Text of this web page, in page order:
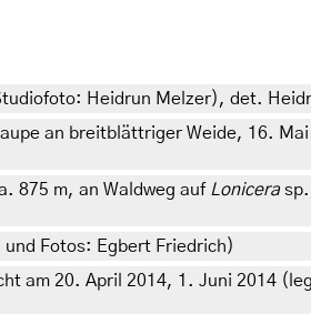
Heidrun Melzer), det.
an breitblättriger Weide, 16.
875 m, an Waldweg auf Lonicera
Fotos: Egbert Friedrich)
am 20. April 2014, 1. Juni 2014